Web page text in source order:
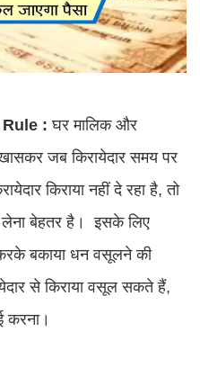
Rule :घर मालिक और
जब किरायेदार समय पर
किराया नहीं दे रहा है, तो
बेहतर है। इसके लिए
बकाया धन वसूलने की
से किराया वसूल सकते हैं,
करना।